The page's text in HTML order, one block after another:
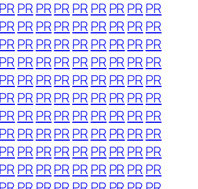
PR PR PRPR PR PR PR PR PR
PR PR PRPR PR PR PR PR PR
PR PR PRPR PR PR PR PR PR
PR PR PRPR PR PR PR PR PR
PR PR PRPR PR PR PR PR PR
PR PR PRPR PR PR PR PR PR
PR PR PRPR PR PR PR PR PR
PR PR PRPR PR PR PR PR PR
PR PR PRPR PR PR PR PR PR
PR PR PRPR PR PR PR PR PR